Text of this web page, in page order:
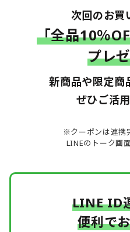
次回のお買
「全品10％
プレ
新商品や限定商
ぜひご活
※クーポンは連携
LINEのトーク画
LINE ID
便利で